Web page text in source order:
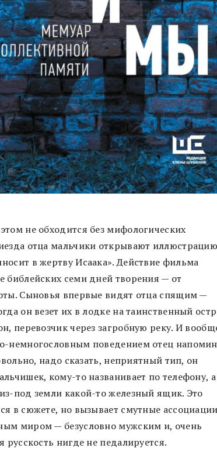
не обходится без мифологических
отца мальчики открывают
в жертву Исаака». Действие фильма
библейских семи дней творения — от
Сыновья впервые видят отца спящим —
он везет их в лодке на таинственный
перевозчик через загробную реку. И
немногословным поведением отец
надо сказать, неприятный тип, он
кому-то названивает по телефону,
под земли какой-то железный ящик. Это
в сюжете, но вызывает смутные
миром — безусловно мужским и, очень
русскость нигде не педалируется.